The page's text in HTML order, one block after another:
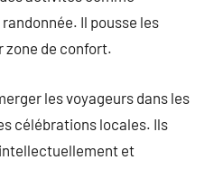
Il pousse les
zone de confort.
les voyageurs dans les
célébrations locales. Ils
et